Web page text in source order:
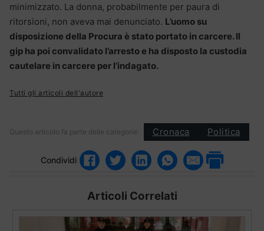
minimizzato. La donna, probabilmente per paura di
ritorsioni, non aveva mai denunciato. L’uomo su
disposizione della Procura è stato portato in carcere. Il
gip ha poi convalidato l’arresto e ha disposto la custodia
cautelare in carcere per l’indagato.
Tutti gli articoli dell'autore
Questo articolo fa parte delle categorie: Cronaca Politica
Condividi
Articoli Correlati